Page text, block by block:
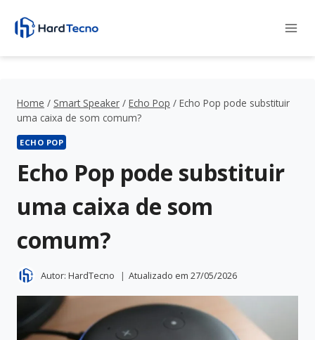
para
Conteúdo
Home / Smart Speaker / Echo Pop / Echo Pop pode substituir
uma caixa de som comum?
ECHO POP
Echo Pop pode substituir
uma caixa de som
comum?
Autor: HardTecno Atualizado em 27/05/2026